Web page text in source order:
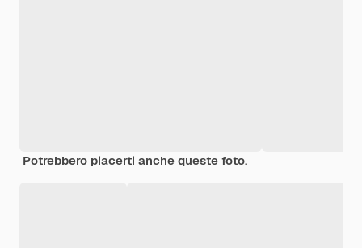
Potrebbero piacerti anche queste foto.